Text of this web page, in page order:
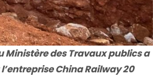
Ministère des Travaux publics a
China Railway 20